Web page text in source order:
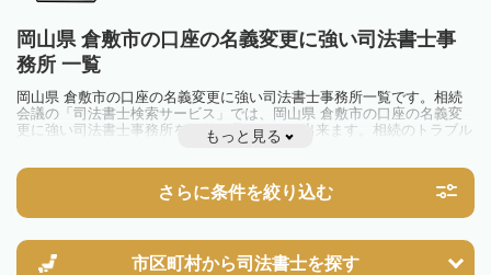
岡山県 倉敷市の口座の名義変更に強い司法書士事
務所 一覧
岡山県 倉敷市の口座の名義変更に強い司法書士事務所一覧です。相続
会議の「司法書士検索サービス」では、岡山県 倉敷市の口座の名義変
更に強い司法書士事務所を一覧で見ることが出来ます。相続のトラブル
やお悩みを抱えている方は一度近隣の司法書士に相談してみましょう。
もっと見る
さらに条件を絞り込む
市区町村から司法書士を探す